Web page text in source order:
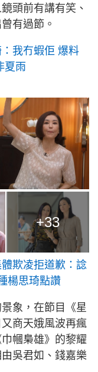
頭前有講有笑、
有過節。
我冇蝦佢 爆料
夏雨
+33
欺凌拒道歉：諗
楊思琦點讚
象，在節目《星
商天娥風波再瘋
幗梟雄》的黎耀
吳君如、錢嘉樂